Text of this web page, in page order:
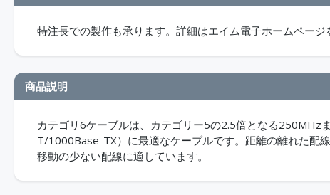
特注長での製作も承ります。詳細はエイム電子ホームページ
商品説明
カテゴリ6ケーブルは、カテゴリー5の2.5倍となる
T/1000Base-TX）に最適なケーブルです。距離の離れた配
移動の少ない配線に適しています。